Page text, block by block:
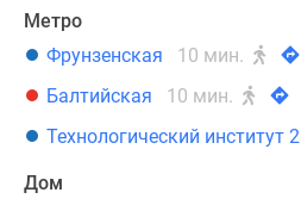
Метро
Фрунзенская
10 мин.
Балтийская
10 мин.
Технологический институт 2
Дом